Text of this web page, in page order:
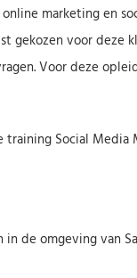
marketing en
gekozen voor
Voor deze
training Social
de omgeving van